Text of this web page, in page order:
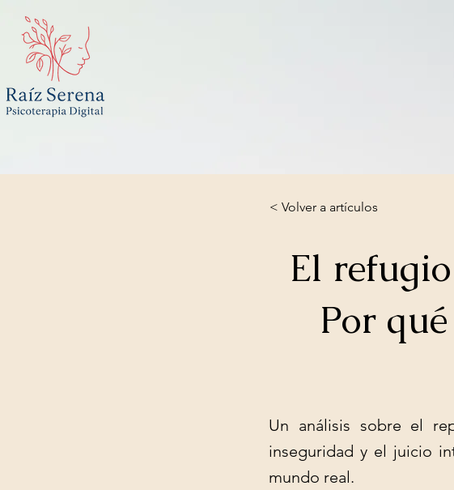
< Volver a artículos
El
Por
Un análisis sobre el
inseguridad y el juicio
mundo real.